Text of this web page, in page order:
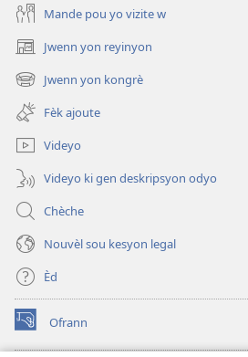
Mande pou yo vizite w
Jwenn yon reyinyon
(opens
new
window)
Jwenn yon kongrè
(opens
new
window)
Fèk ajoute
Videyo
Videyo ki gen deskripsyon odyo
Chèche
Nouvèl sou kesyon legal
Èd
Ofrann
(opens
new